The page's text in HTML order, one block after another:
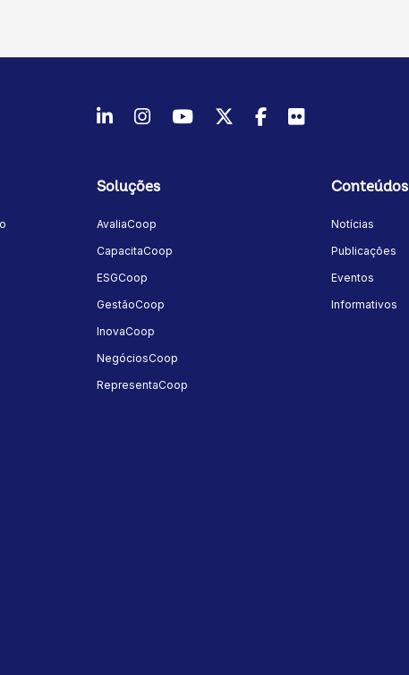
LinkedInInstagram
YoutubeTwitter/X
Facebook
Flickr
Soluções
AvaliaCoop
CapacitaCoop
ESGCoop
GestãoCoop
InovaCoop
NegóciosCoop
RepresentaCoop
Conteúdos
Notícias
Publicações
Eventos
Informativos